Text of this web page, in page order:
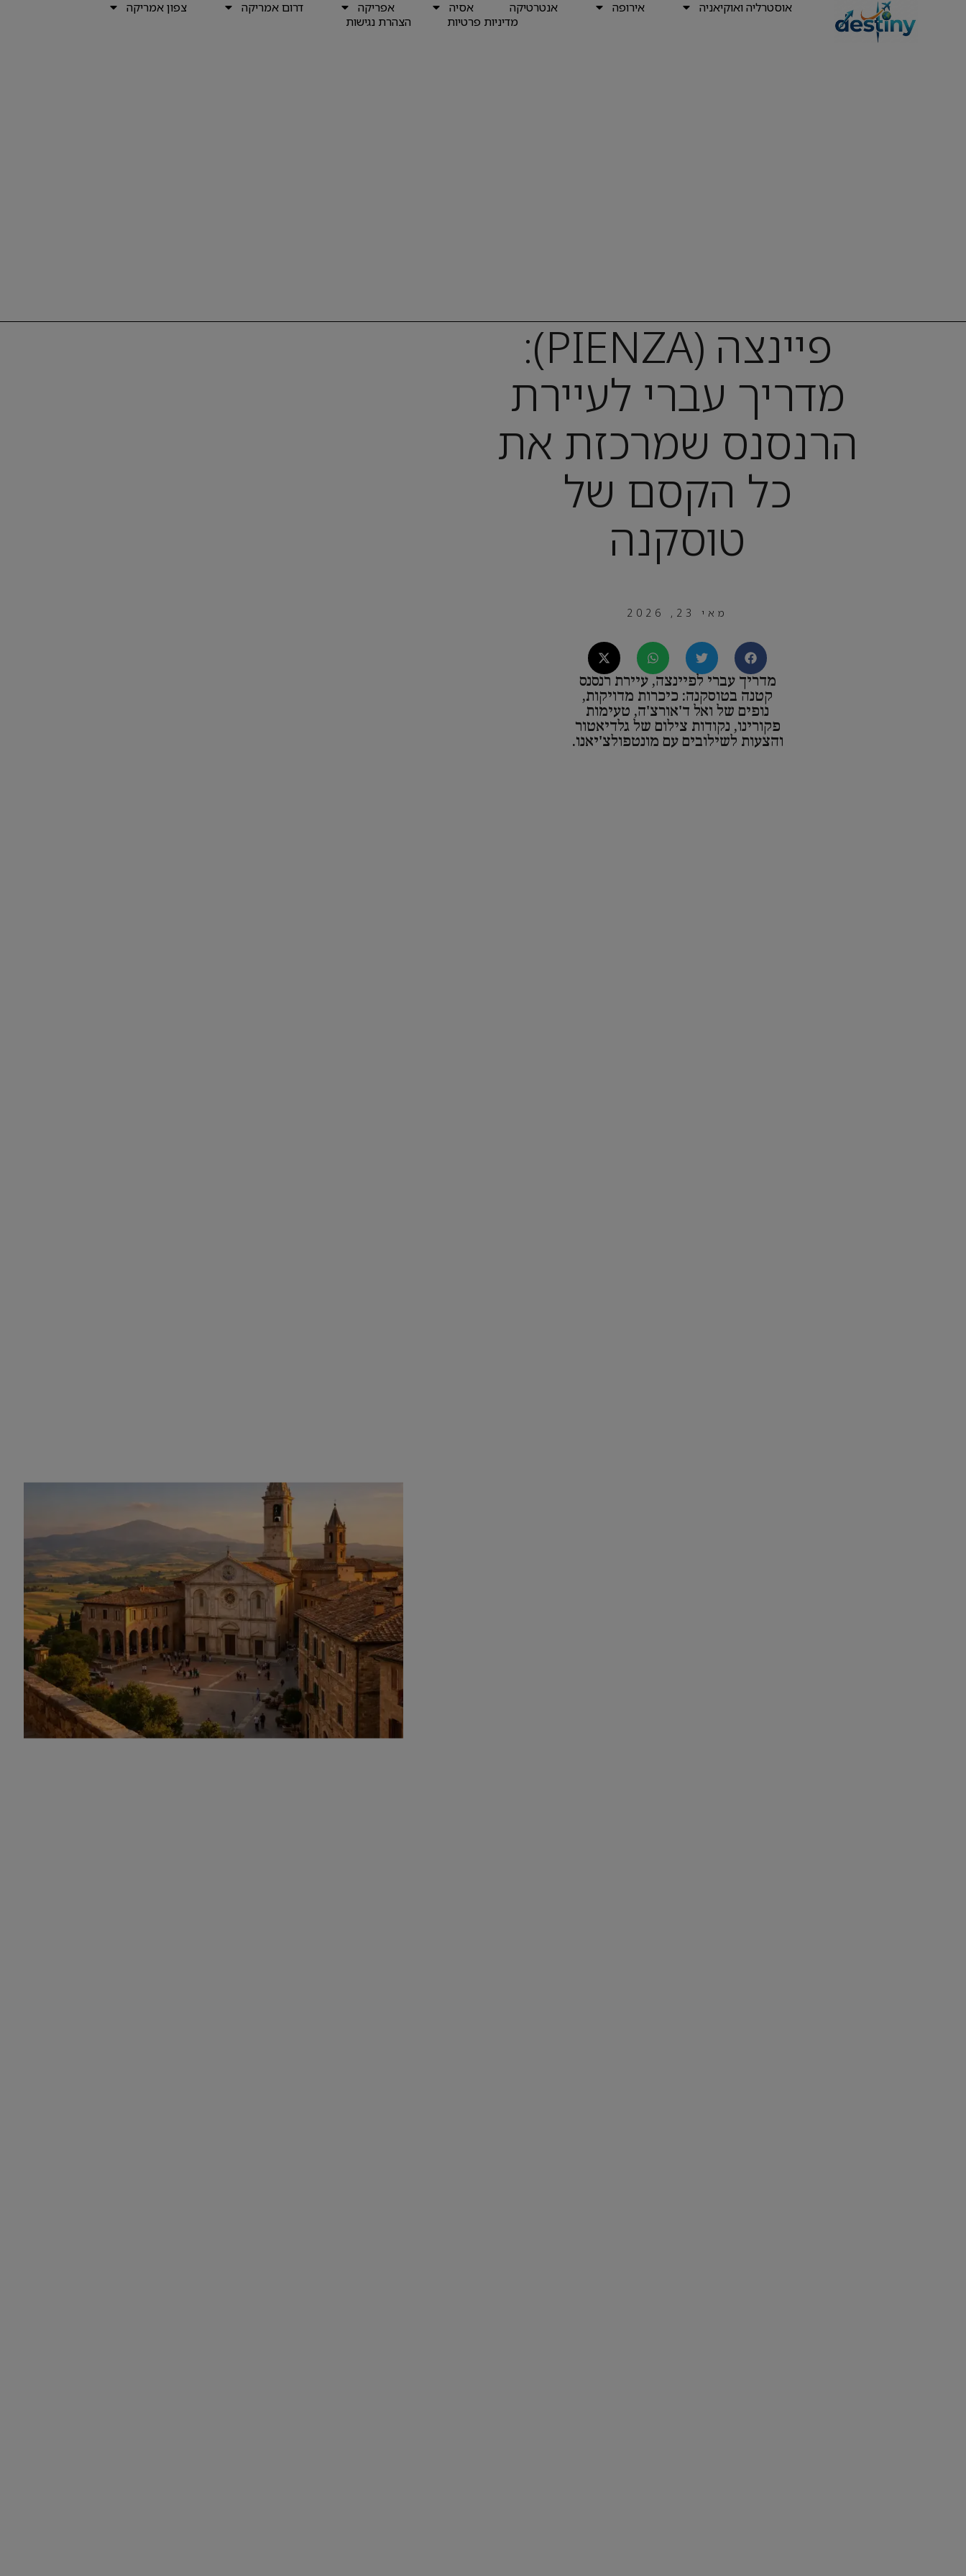
אוסטרליה ואוקיאניה אירופה אנטרטיקה אסיה אפריקה דרום אמריקה
צפון אמריקה
מדיניות פרטיות
הצהרת נגישות
פיינצה (PIENZA):
מדריך עברי לעיירת
הרנסנס שמרכזת את
כל הקסם של
טוסקנה
מאי 23, 2026
מדריך עברי לפיינצה, עיירת רנסנס
קטנה בטוסקנה: כיכרות מדויקות,
נופים של ואל ד'אורצ'ה, טעימות
פקורינו, נקודות צילום של גלדיאטור
והצעות לשילובים עם מונטפולצ'יאנו.